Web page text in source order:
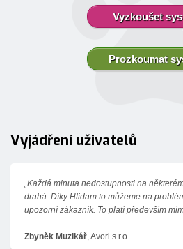
Vyzkoušet
Prozkoumat
Vyjádření uživatelů
„Každá minuta nedostupnosti na
drahá. Díky Hlidam.to můžeme na
upozorní zákazník. To platí především
Zbyněk Muzikář , Avori s.r.o.